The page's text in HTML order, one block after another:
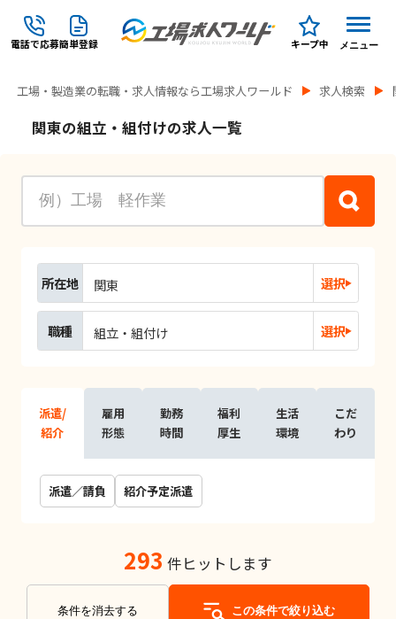
電話で応募簡単登録 キープ中 メニュー
工場・製造業の転職・求人情報なら工場求人ワールド 求人検索
関東の組立・組付けの求人一覧
所在地 関東 選択
職種 組立・組付け 選択
派遣/
紹介
雇用
形態
勤務
時間
福利
厚生
生活
環境
こだ
わり
派遣／請負 紹介予定派遣
293 件ヒットします
条件を消去する この条件で絞り込む